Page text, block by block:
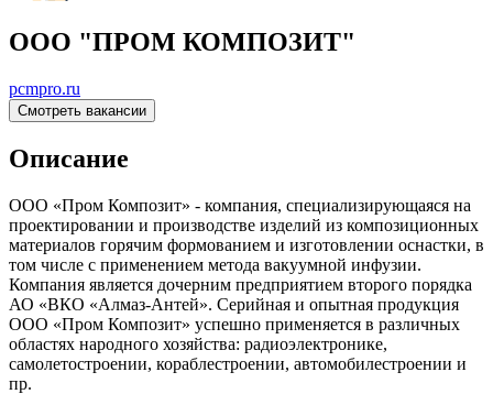
ООО "ПРОМ КОМПОЗИТ"
pcmpro.ru
Смотреть вакансии
Описание
ООО «Пром Композит» - компания, специализирующаяся на
проектировании и производстве изделий из композиционных
материалов горячим формованием и изготовлении оснастки, в
том числе с применением метода вакуумной инфузии.
Компания является дочерним предприятием второго порядка
АО «ВКО «Алмаз-Антей». Серийная и опытная продукция
ООО «Пром Композит» успешно применяется в различных
областях народного хозяйства: радиоэлектронике,
самолетостроении, кораблестроении, автомобилестроении и
пр.